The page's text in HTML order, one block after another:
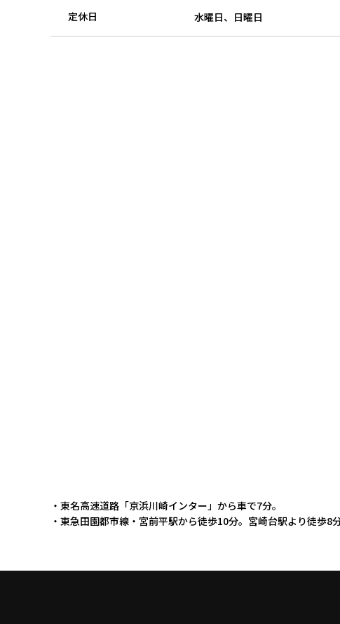
定休日 水曜日、日曜日
・東名高速道路「京浜川崎インター」から車で7分。
・東急田園都市線・宮前平駅から徒歩10分。宮崎台駅より徒歩8分